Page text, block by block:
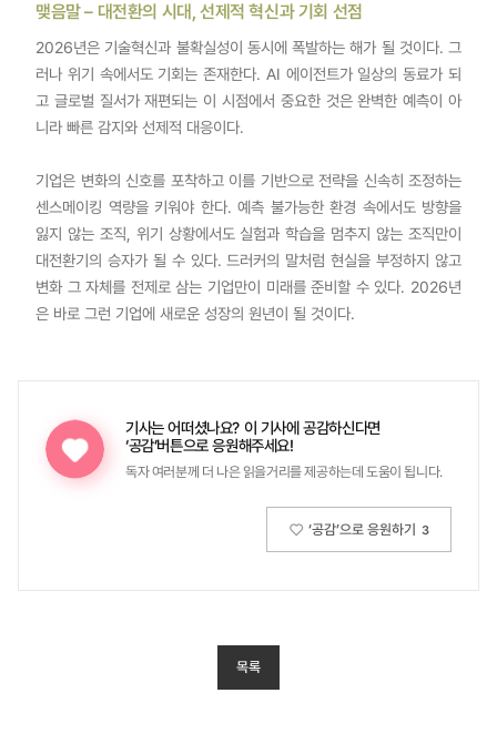
맺음말 – 대전환의 시대, 선제적 혁신과 기회 선점
2026년은 기술혁신과 불확실성이 동시에 폭발하는 해가 될 것이다. 그
러나 위기 속에서도 기회는 존재한다. AI 에이전트가 일상의 동료가 되
고 글로벌 질서가 재편되는 이 시점에서 중요한 것은 완벽한 예측이 아
니라 빠른 감지와 선제적 대응이다.
기업은 변화의 신호를 포착하고 이를 기반으로 전략을 신속히 조정하는
센스메이킹 역량을 키워야 한다. 예측 불가능한 환경 속에서도 방향을
잃지 않는 조직, 위기 상황에서도 실험과 학습을 멈추지 않는 조직만이
대전환기의 승자가 될 수 있다. 드러커의 말처럼 현실을 부정하지 않고
변화 그 자체를 전제로 삼는 기업만이 미래를 준비할 수 있다. 2026년
은 바로 그런 기업에 새로운 성장의 원년이 될 것이다.
기사는 어떠셨나요? 이 기사에 공감하신다면
‘공감’버튼으로 응원해주세요!
독자 여러분께 더 나은 읽을거리를 제공하는데 도움이 됩니다.
‘공감’으로 응원하기 3
목록